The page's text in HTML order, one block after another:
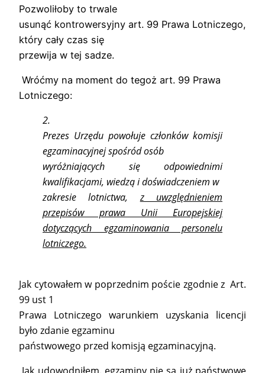
Pozwoliłoby to trwale
usunąć kontrowersyjny art. 99 Prawa Lotniczego,
który cały czas się
przewija w tej sadze.
Wróćmy na moment do tegoż art. 99 Prawa
Lotniczego:
2.
Prezes Urzędu powołuje członków komisji
egzaminacyjnej spośród osób
wyróżniających się odpowiednimi
kwalifikacjami, wiedzą i doświadczeniem w
zakresie lotnictwa,z uwzględnieniem
przepisów prawa Unii Europejskiej
dotyczących egzaminowania personelu
lotniczego.
Jak cytowałem w poprzednim poście zgodnie z Art.
99 ust 1
Prawa Lotniczego warunkiem uzyskania licencji
było zdanie egzaminu
państwowego przed komisją egzaminacyjną.